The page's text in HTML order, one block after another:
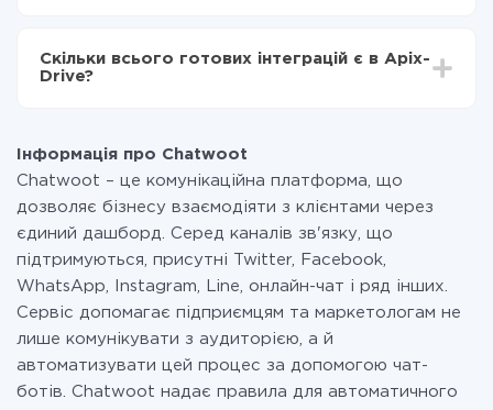
Ви оплачуєте лише кількість даних, які за фактом
передаються з однієї вашої системи в іншу через
при необхідності. Детальніше про
Скільки всього готових інтеграцій є в Apix-
Drive?
Інформація про Chatwoot
Chatwoot – це комунікаційна платформа, що
дозволяє бізнесу взаємодіяти з клієнтами через
єдиний дашборд. Серед каналів зв'язку, що
підтримуються, присутні Twitter, Facebook,
WhatsApp, Instagram, Line, онлайн-чат і ряд інших.
Сервіс допомагає підприємцям та маркетологам не
лише комунікувати з аудиторією, а й
автоматизувати цей процес за допомогою чат-
ботів. Chatwoot надає правила для автоматичного